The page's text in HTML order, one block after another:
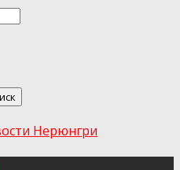
Нерюнгри